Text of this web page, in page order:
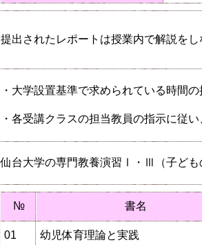
提出されたレポートは授業内で解説を
・大学設置基準で求められている時間
・各受講クラスの担当教員の指示に従
仙台大学の専門教養演習Ⅰ・Ⅲ（子ども
№ 書名
01 幼児体育理論と実践